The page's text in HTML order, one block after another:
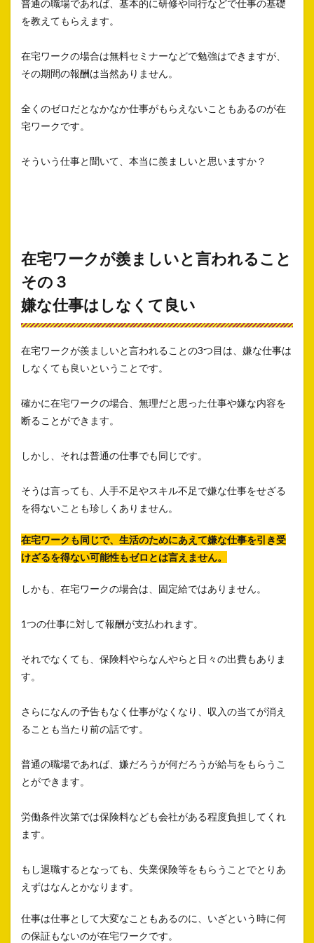
普通の職場であれば、基本的に研修や同行などで仕事の基礎
を教えてもらえます。
在宅ワークの場合は無料セミナーなどで勉強はできますが、
その期間の報酬は当然ありません。
全くのゼロだとなかなか仕事がもらえないこともあるのが在
宅ワークです。
そういう仕事と聞いて、本当に羨ましいと思いますか？
在宅ワークが羨ましいと言われること
その３
嫌な仕事はしなくて良い
在宅ワークが羨ましいと言われることの3つ目は、嫌な仕事は
しなくても良いということです。
確かに在宅ワークの場合、無理だと思った仕事や嫌な内容を
断ることができます。
しかし、それは普通の仕事でも同じです。
そうは言っても、人手不足やスキル不足で嫌な仕事をせざる
を得ないことも珍しくありません。
在宅ワークも同じで、生活のためにあえて嫌な仕事を引き受
けざるを得ない可能性もゼロとは言えません。
しかも、在宅ワークの場合は、固定給ではありません。
1つの仕事に対して報酬が支払われます。
それでなくても、保険料やらなんやらと日々の出費もありま
す。
さらになんの予告もなく仕事がなくなり、収入の当てが消え
ることも当たり前の話です。
普通の職場であれば、嫌だろうが何だろうが給与をもらうこ
とができます。
労働条件次第では保険料なども会社がある程度負担してくれ
ます。
もし退職するとなっても、失業保険等をもらうことでとりあ
えずはなんとかなります。
仕事は仕事として大変なこともあるのに、いざという時に何
の保証もないのが在宅ワークです。